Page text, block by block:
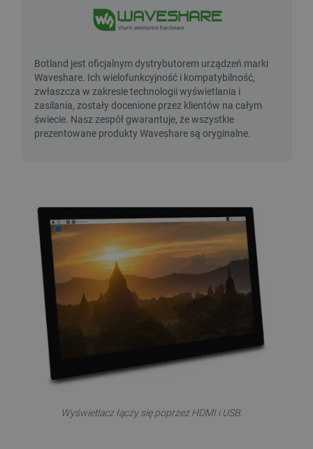
Wyświetlacz łączy się poprzez HDMI i USB.